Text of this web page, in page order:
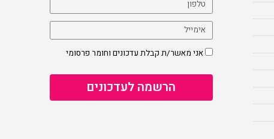
אני מאשר/ת קבלת עדכונים וחומר פרסומי